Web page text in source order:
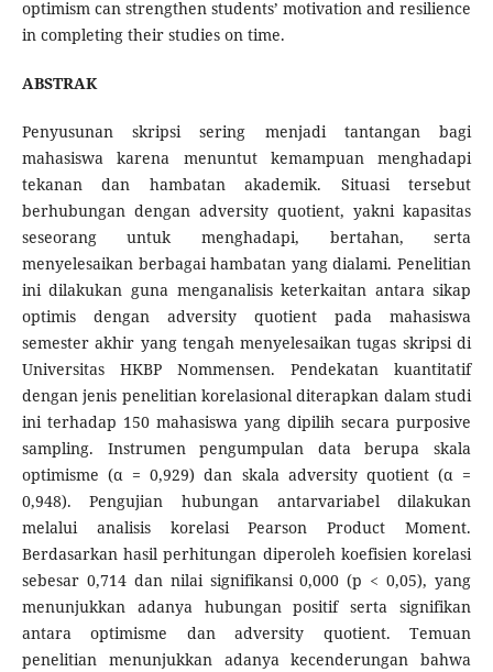
optimism can strengthen students’ motivation and resilience
in completing their studies on time.
ABSTRAK
Penyusunan skripsi sering menjadi tantangan bagi
mahasiswa karena menuntut kemampuan menghadapi
tekanan dan hambatan akademik. Situasi tersebut
berhubungan dengan adversity quotient, yakni kapasitas
seseorang untuk menghadapi, bertahan, serta
menyelesaikan berbagai hambatan yang dialami. Penelitian
ini dilakukan guna menganalisis keterkaitan antara sikap
optimis dengan adversity quotient pada mahasiswa
semester akhir yang tengah menyelesaikan tugas skripsi di
Universitas HKBP Nommensen. Pendekatan kuantitatif
dengan jenis penelitian korelasional diterapkan dalam studi
ini terhadap 150 mahasiswa yang dipilih secara purposive
sampling. Instrumen pengumpulan data berupa skala
optimisme (α = 0,929) dan skala adversity quotient (α =
0,948). Pengujian hubungan antarvariabel dilakukan
melalui analisis korelasi Pearson Product Moment.
Berdasarkan hasil perhitungan diperoleh koefisien korelasi
sebesar 0,714 dan nilai signifikansi 0,000 (p < 0,05), yang
menunjukkan adanya hubungan positif serta signifikan
antara optimisme dan adversity quotient. Temuan
penelitian menunjukkan adanya kecenderungan bahwa